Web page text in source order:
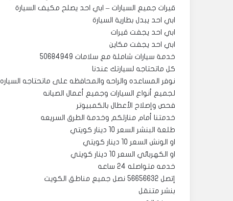
قيرات جميع السيارات – ابي احد يصلح مكيف السيارة
ابي احد يبدل بطارية السيارة
ابي احد يجفت قيرات
ابي احد يجفت مكاين
خدمة سيارات شاملة مع سلامات 50684949
كل ماتحتاجه لسيارتك عندنا
نوفر المساعده والراحه والمحافظه على ماتحتاجه السياره
لجميع أنواع السيارات وجميع أعمال الصيانه
فحص وإصلاح الأعطال بالكمبيوتر
خدمتنا أمام منازلكم وخدمة الطرق السريعه
طلعة البنشر السعر 10 دينار كويتي
او الونش السعر 10 دينار كويتي
او الكهربائي السعر 10 دينار كويتي
خدمه متواصله 24 ساعه
إتصل 56656632 نصل جميع مناطق الكويت
بنشر متنقل